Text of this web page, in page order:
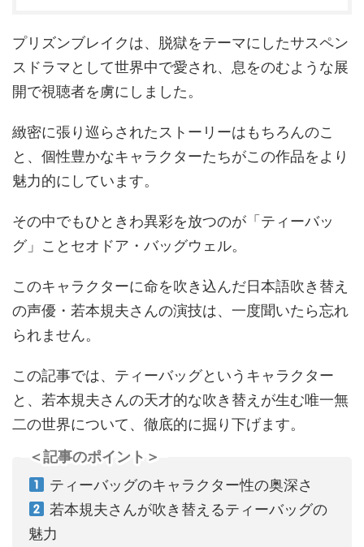
プリズンブレイクは、脱獄をテーマにしたサスペン
スドラマとして世界中で愛され、息をのむような展
開で視聴者を虜にしました。
緻密に張り巡らされたストーリーはもちろんのこ
と、個性豊かなキャラクターたちがこの作品をより
魅力的にしています。
その中でもひときわ異彩を放つのが「ティーバッ
グ」ことセオドア・バッグウェル。
このキャラクターに命を吹き込んだ日本語吹き替え
の声優・若本規夫さんの演技は、一度聞いたら忘れ
られません。
この記事では、ティーバッグというキャラクター
と、若本規夫さんの天才的な吹き替えが生む唯一無
二の世界について、徹底的に掘り下げます。
＜記事のポイント＞
ティーバッグのキャラクター性の奥深さ
若本規夫さんが吹き替えるティーバッグの
魅力